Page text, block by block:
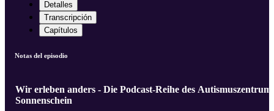
Detalles
Transcripción
Capítulos
Notas del episodio
Wir erleben anders - Die Podcast-Reihe des Autismuszentrum
Sonnenschein